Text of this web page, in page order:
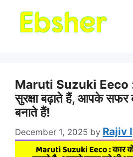
Maruti Suzuki Eeco :
सुरक्षा बढ़ाते हैं, आपके सफर
बनाते हैं!
December 1, 2025 by Rajiv